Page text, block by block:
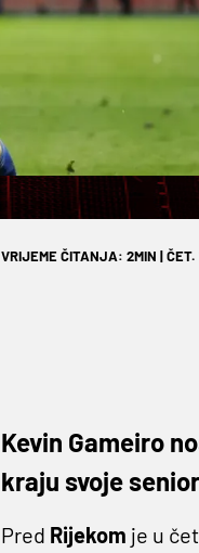
VRIJEME ČITANJA: 2MIN |
Kevin Gameiro
kraju svoje
Pred Rijekom je u